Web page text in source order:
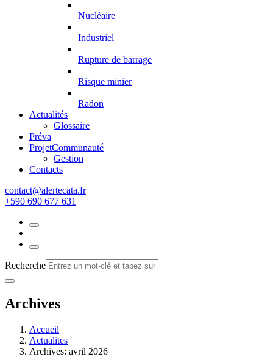
Nucléaire
Industriel
Rupture de barrage
Risque minier
Radon
Actualités
Glossaire
Préva
ProjetCommunauté
Gestion
Contacts
rf.atacetrela@tcatnoc
+590 690 677 631
Recherche
Archives
Accueil
Actualites
Archives: avril 2026